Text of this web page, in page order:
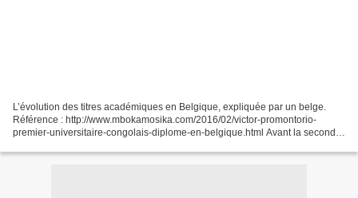
L’évolution des titres académiques en Belgique, expliquée par un belge.
Référence : http://www.mbokamosika.com/2016/02/victor-promontorio-
premier-universitaire-congolais-diplome-en-belgique.html Avant la seconde